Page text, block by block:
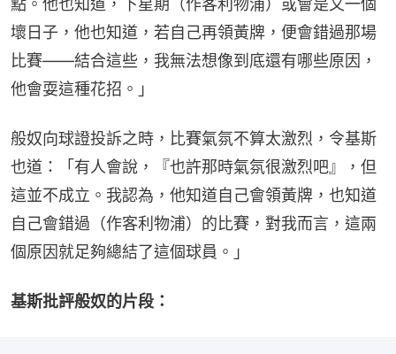
壞日子，他也知道，若自己再領黃牌，便會錯過那場
比賽——結合這些，我無法想像到底還有哪些原因，
他會耍這種花招。」
般奴向球證投訴之時，比賽氣氛不算太激烈，令基斯
也道：「有人會說，『也許那時氣氛很激烈吧』，但
這並不成立。我認為，他知道自己會領黃牌，也知道
自己會錯過（作客利物浦）的比賽，對我而言，這兩
個原因就足夠總結了這個球員。」
基斯批評般奴的片段：